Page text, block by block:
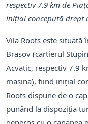
respectiv 7.9 km de
inițial concepută drept
Vila Roots este
Brașov (cartierul
Acvatic, respectiv 7.9
mașina), fiind inițial
Roots dispune de o
punând la dispoziția